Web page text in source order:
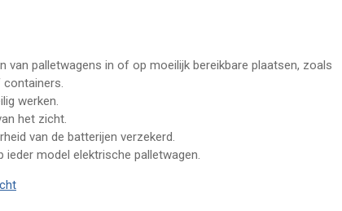
van palletwagens in of op moeilijk bereikbare plaatsen, zoals
werken.
het zicht.
van de batterijen verzekerd.
ieder model elektrische palletwagen.